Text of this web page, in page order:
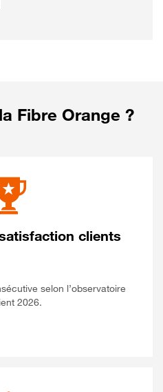
Fibre Orange ?
clients
selon l’observatoire
2026.